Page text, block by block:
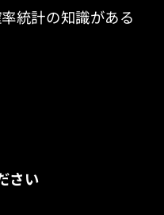
統計の知識がある
さい